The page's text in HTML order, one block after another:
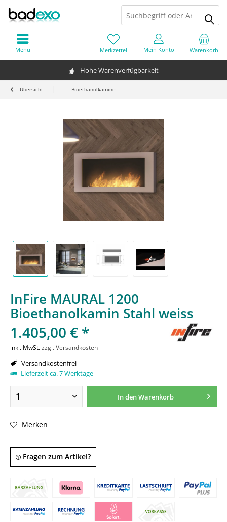
Hohe Warenverfügbarkeit
Warenkorb
Merkzettel Mein Konto
Menü
Übersicht Bioethanolkamine
InFire MAURAL 1200
Bioethanolkamin Stahl weiss
1.405,00 € *
inkl. MwSt.zzgl. Versandkosten
Versandkostenfrei
Lieferzeit ca. 7 Werktage
In denWarenkorb
Merken
Fragen zum Artikel?